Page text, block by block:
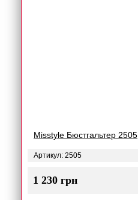
Misstyle Бюстгальтер 2505
Артикул: 2505
1 230 грн